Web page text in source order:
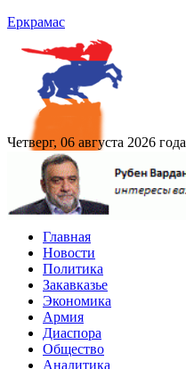
Еркрамас
Четверг, 06 августа 2026 года
Главная
Новости
Политика
Закавказье
Экономика
Армия
Диаспора
Общество
Аналитика